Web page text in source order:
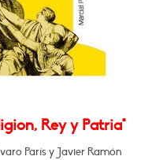
Rey y Patria"
París y Javier Ramón